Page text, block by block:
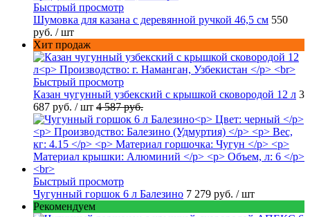
Быстрый просмотр
Шумовка для казана с деревянной ручкой 46,5 см 550
руб. / шт
Хит продаж
Быстрый просмотр
Казан чугунный узбекский с крышкой сковородой 12 л 3
687 руб. / шт 4 587 руб.
Быстрый просмотр
Чугунный горшок 6 л Балезино 7 279 руб. / шт
Рекомендуем